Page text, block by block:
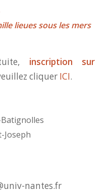
lieues sous les mers
inscription sur
cliquer ICI.
Joseph
nantes.fr